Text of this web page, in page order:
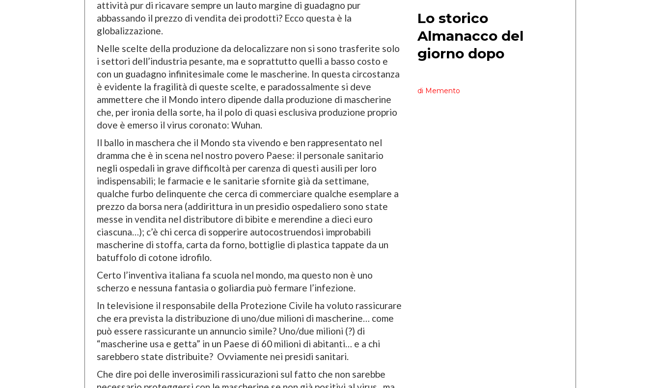
attività pur di ricavare sempre un lauto margine di guadagno pur
abbassando il prezzo di vendita dei prodotti? Ecco questa è la
globalizzazione.
Nelle scelte della produzione da delocalizzare non si sono trasferite solo
i settori dell’industria pesante, ma e soprattutto quelli a basso costo e
con un guadagno infinitesimale come le mascherine. In questa circostanza
è evidente la fragilità di queste scelte, e paradossalmente si deve
ammettere che il Mondo intero dipende dalla produzione di mascherine
che, per ironia della sorte, ha il polo di quasi esclusiva produzione proprio
dove è emerso il virus coronato: Wuhan.
Il ballo in maschera che il Mondo sta vivendo e ben rappresentato nel
dramma che è in scena nel nostro povero Paese: il personale sanitario
negli ospedali in grave difficoltà per carenza di questi ausili per loro
indispensabili; le farmacie e le sanitarie sfornite già da settimane,
qualche furbo delinquente che cerca di commerciare qualche esemplare a
prezzo da borsa nera (addirittura in un presidio ospedaliero sono state
messe in vendita nel distributore di bibite e merendine a dieci euro
ciascuna…); c’è chi cerca di sopperire autocostruendosi improbabili
mascherine di stoffa, carta da forno, bottiglie di plastica tappate da un
batuffolo di cotone idrofilo.
Certo l’inventiva italiana fa scuola nel mondo, ma questo non è uno
scherzo e nessuna fantasia o goliardia può fermare l’infezione.
In televisione il responsabile della Protezione Civile ha voluto rassicurare
che era prevista la distribuzione di uno/due milioni di mascherine… come
può essere rassicurante un annuncio simile? Uno/due milioni (?) di
“mascherine usa e getta” in un Paese di 60 milioni di abitanti… e a chi
sarebbero state distribuite? Ovviamente nei presidi sanitari.
Che dire poi delle inverosimili rassicurazioni sul fatto che non sarebbe